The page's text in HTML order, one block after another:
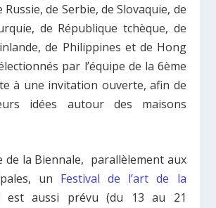
Russie, de Serbie, de Slovaquie, de
de République tchèque, de
de Philippines et de Hong
par l’équipe de la 6ème
à une invitation ouverte, afin de
idées autour des maisons
de la Biennale, parallèlement aux
un Festival de l’art de la
est aussi prévu (du 13 au 21